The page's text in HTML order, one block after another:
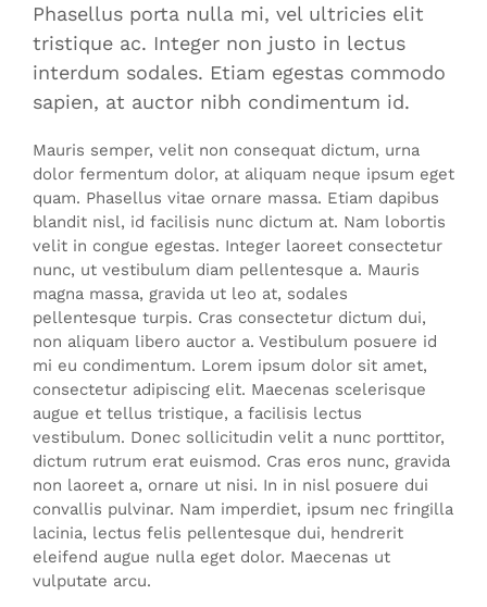
Phasellus porta nulla mi, vel ultricies elit
tristique ac. Integer non justo in lectus
interdum sodales. Etiam egestas commodo
sapien, at auctor nibh condimentum id.
Mauris semper, velit non consequat dictum, urna
dolor fermentum dolor, at aliquam neque ipsum eget
quam. Phasellus vitae ornare massa. Etiam dapibus
blandit nisl, id facilisis nunc dictum at. Nam lobortis
velit in congue egestas. Integer laoreet consectetur
nunc, ut vestibulum diam pellentesque a. Mauris
magna massa, gravida ut leo at, sodales
pellentesque turpis. Cras consectetur dictum dui,
non aliquam libero auctor a. Vestibulum posuere id
mi eu condimentum. Lorem ipsum dolor sit amet,
consectetur adipiscing elit. Maecenas scelerisque
augue et tellus tristique, a facilisis lectus
vestibulum. Donec sollicitudin velit a nunc porttitor,
dictum rutrum erat euismod. Cras eros nunc, gravida
non laoreet a, ornare ut nisi. In in nisl posuere dui
convallis pulvinar. Nam imperdiet, ipsum nec fringilla
lacinia, lectus felis pellentesque dui, hendrerit
eleifend augue nulla eget dolor. Maecenas ut
vulputate arcu.